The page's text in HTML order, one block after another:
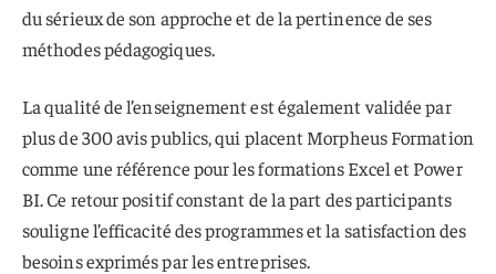
du sérieux de son approche et de la pertinence de ses
méthodes pédagogiques.
La qualité de l’enseignement est également validée par
plus de 300 avis publics, qui placent Morpheus Formation
comme une référence pour les formations Excel et Power
BI. Ce retour positif constant de la part des participants
souligne l’efficacité des programmes et la satisfaction des
besoins exprimés par les entreprises.